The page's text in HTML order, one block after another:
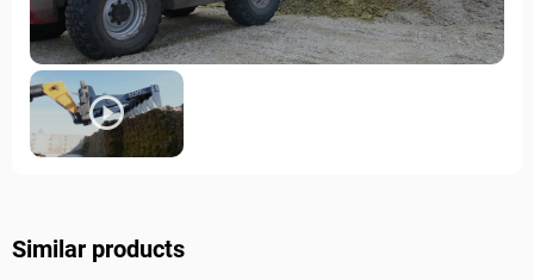
Similar products